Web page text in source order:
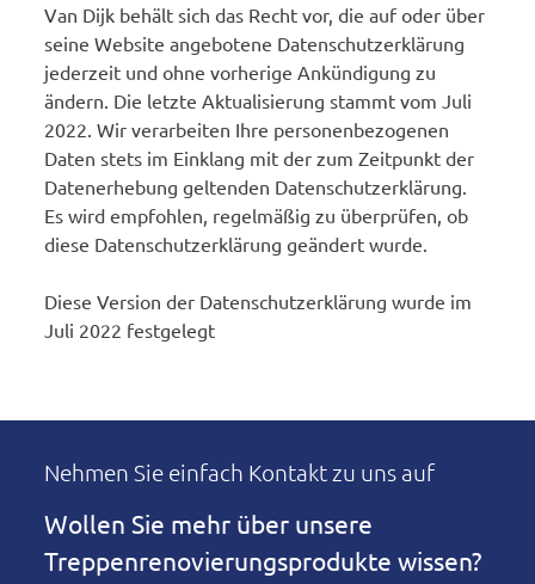
Van Dijk behält sich das Recht vor, die auf oder über
seine Website angebotene Datenschutzerklärung
jederzeit und ohne vorherige Ankündigung zu
ändern. Die letzte Aktualisierung stammt vom Juli
2022. Wir verarbeiten Ihre personenbezogenen
Daten stets im Einklang mit der zum Zeitpunkt der
Datenerhebung geltenden Datenschutzerklärung.
Es wird empfohlen, regelmäßig zu überprüfen, ob
diese Datenschutzerklärung geändert wurde.
Diese Version der Datenschutzerklärung wurde im
Juli 2022 festgelegt
Nehmen Sie einfach Kontakt zu uns auf
Wollen Sie mehr über unsere
Treppenrenovierungsprodukte wissen?